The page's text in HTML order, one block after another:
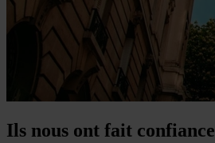
Ils nous ont fait confiance